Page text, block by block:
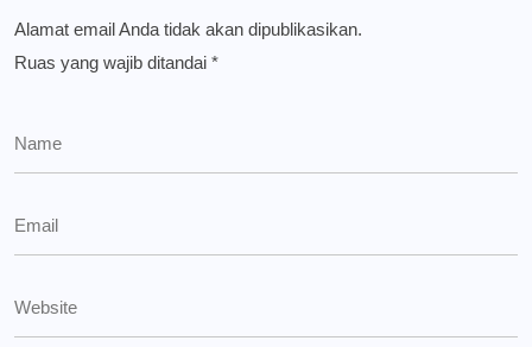
Alamat email Anda tidak akan dipublikasikan.
Ruas yang wajib ditandai *